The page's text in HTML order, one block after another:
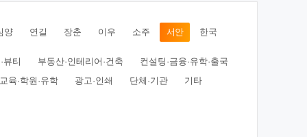
양 연길 장춘 이우 소주 서안 한국
뷰티 부동산·인테리어·건축
컨설팅·금융·유학·출국
교육·학원·유학
광고·인쇄 단체·기관 기타